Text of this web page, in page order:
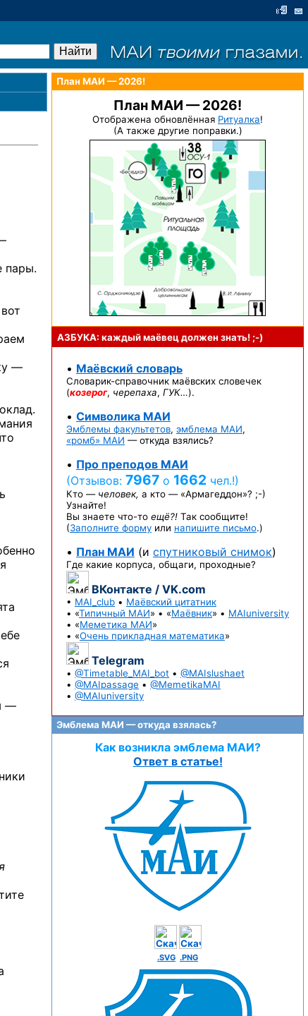
пары.
—
—
План МАИ — 2026!
План МАИ — 2026!
Отображена обновлённая Ритуалка!
(А также другие поправки.)
АЗБУКА: каждый маёвец должензнать! ;-)
• Маёвский словарь
Словарик-справочник маёвских словечек
(козерог, черепаха, ГУК…).
• Символика МАИ
Эмблемы факультетов, эмблема МАИ,
«ромб» МАИ — откуда взялись?
• Про преподов МАИ
(Отзывов: 7967 о 1662 чел.!)
Кто — человек, а кто — «Армагеддон»? ;-)
Узнайте!
Вы знаете что-то ещё?! Так сообщите!
(Заполните форму или напишите письмо.)
• План МАИ (и спутниковый снимок)
Где какие корпуса, общаги, проходные?
ВКонтакте / VK.com
• MAI_club • Маёвский цитатник
• «Типичный МАИ» • «Маёвник» • MAIuniversity
• «Меметика МАИ»
• «Очень прикладная математика»
Telegram
• @Timetable_MAI_bot • @MAIslushaet
• @MAIpassage • @MemetikaMAI
• @MAIuniversity
Эмблема МАИ — откуда взялась?
Как возникла эмблема МАИ?
Ответ в статье!
.SVG .PNG